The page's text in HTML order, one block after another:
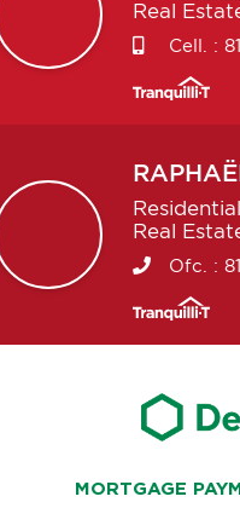
Real
Cell. :
Real
Ofc. :
MORTGAGE